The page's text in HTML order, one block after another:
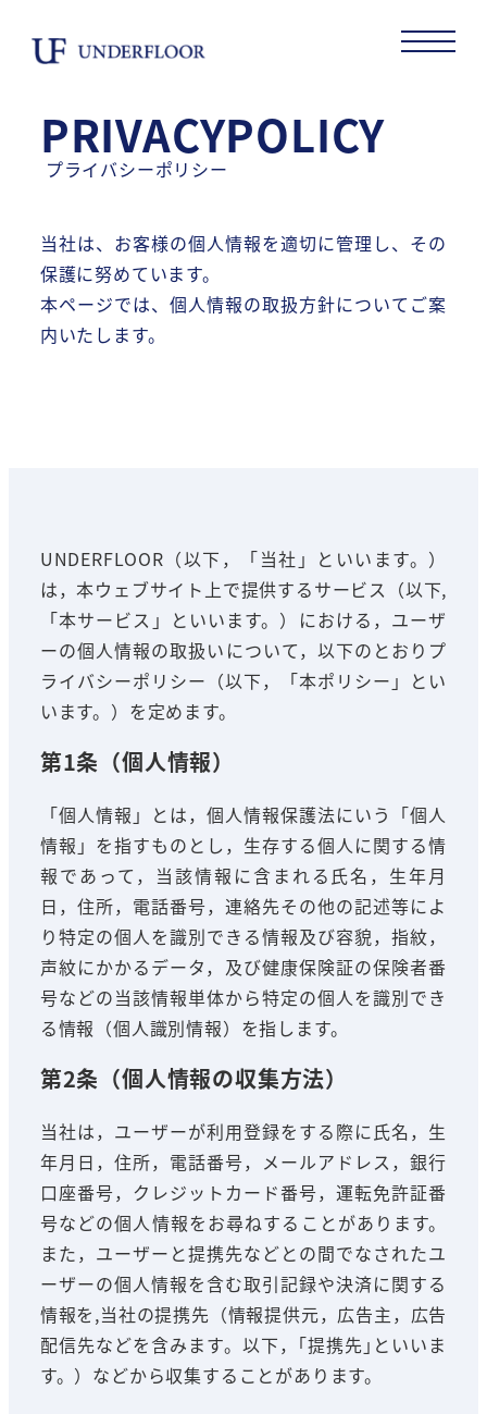
PRIVACYPOLICY
プライバシーポリシー
当社は、お客様の個人情報を適切に管理し、その
保護に努めています。
本ページでは、個人情報の取扱方針についてご案
内いたします。
UNDERFLOOR（以下，「当社」といいます。）
は，本ウェブサイト上で提供するサービス（以下,
「本サービス」といいます。）における，ユーザ
ーの個人情報の取扱いについて，以下のとおりプ
ライバシーポリシー（以下，「本ポリシー」とい
います。）を定めます。
第1条（個人情報）
「個人情報」とは，個人情報保護法にいう「個人
情報」を指すものとし，生存する個人に関する情
報であって，当該情報に含まれる氏名，生年月
日，住所，電話番号，連絡先その他の記述等によ
り特定の個人を識別できる情報及び容貌，指紋，
声紋にかかるデータ，及び健康保険証の保険者番
号などの当該情報単体から特定の個人を識別でき
る情報（個人識別情報）を指します。
第2条（個人情報の収集方法）
当社は，ユーザーが利用登録をする際に氏名，生
年月日，住所，電話番号，メールアドレス，銀行
口座番号，クレジットカード番号，運転免許証番
号などの個人情報をお尋ねすることがあります。
また，ユーザーと提携先などとの間でなされたユ
ーザーの個人情報を含む取引記録や決済に関する
情報を,当社の提携先（情報提供元，広告主，広告
配信先などを含みます。以下，｢提携先｣といいま
す。）などから収集することがあります。